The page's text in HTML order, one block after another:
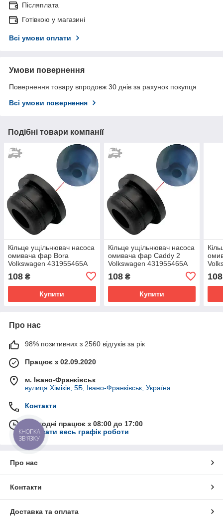
Післяплата
Готівкою у магазині
Всі умови оплати
Умови повернення
Повернення товару впродовж 30 днів за рахунок покупця
Всі умови повернення
Подібні товари компанії
Кільце ущільнювач насоса
омивача фар Bora
Volkswagen 431955465A
108 ₴
Купити
Кільце ущільнювач насоса
омивача фар Caddy 2
Volkswagen 431955465A
108₴
Купити
108
Про нас
98% позитивних з 2560 відгуків за рік
Працює з 02.09.2020
м. Івано-Франківськ
вулиця Хіміків, 5Б, Івано-Франківськ, Україна
Контакти
Сьогодні працює з 08:00 до 17:00
Показати весь графік роботи
Про нас
Контакти
Доставка та оплата
КНОПКА
ЗВ'ЯЗКУ